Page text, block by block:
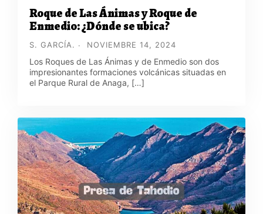
Roque de Las Ánimas y Roque de
Enmedio: ¿Dónde se ubica?
S. GARCÍA. NOVIEMBRE 14, 2024
Los Roques de Las Ánimas y de Enmedio son dos
impresionantes formaciones volcánicas situadas en
el Parque Rural de Anaga, […]